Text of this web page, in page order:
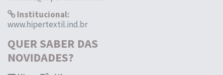
Institucional:
www.hipertextil.ind.br
QUER SABER DAS
NOVIDADES?